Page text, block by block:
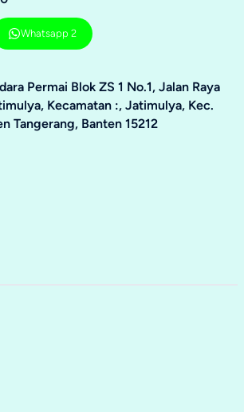
Whatsapp 2
Permai Blok ZS 1 No.1, Jalan Raya
Kecamatan :, Jatimulya, Kec.
Tangerang, Banten 15212